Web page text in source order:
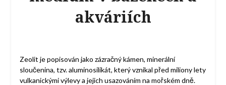
akváriích
Zeolit je popisován jako zázračný kámen, minerální
sloučenina, tzv. aluminosilikát, který vznikal před miliony lety
vulkanickými výlevy a jejich usazováním na mořském dně.